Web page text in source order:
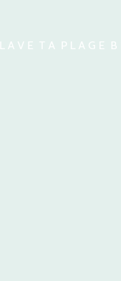
L A V E T A P L A G E